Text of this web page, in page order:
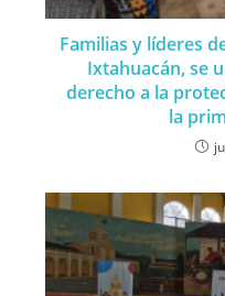
Familias y líderes
Ixtahuacán, se
derecho a la
la